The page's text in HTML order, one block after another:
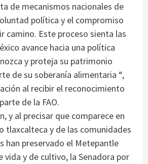
de mecanismos nacionales de
política y el compromiso
camino. Este proceso sienta las
avance hacia una política
y proteja su patrimonio
de su soberanía alimentaria “,
al recibir el reconocimiento
de la FAO.
y al precisar que comparece en
tlaxcalteca y de las comunidades
han preservado el Metepantle
vida y de cultivo, la Senadora por